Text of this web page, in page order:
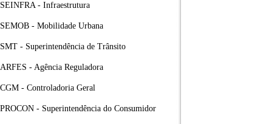
SEINFRA - Infraestrutura
SEMOB - Mobilidade Urbana
SMT - Superintendência de Trânsito
ARFES - Agência Reguladora
CGM - Controladoria Geral
PROCON - Superintendência do Consumidor